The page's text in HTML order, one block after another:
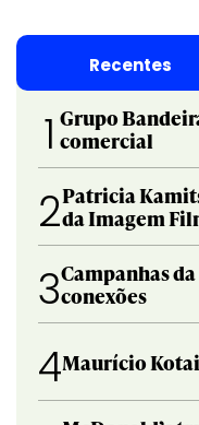
Recentes
1 Grupo
comercial
2Patricia
da Imagem
3Campanhas
conexões
4Maurício